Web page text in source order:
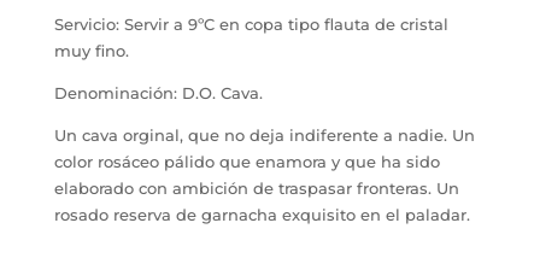
Servicio: Servir a 9ºC en copa tipo flauta de cristal
muy fino.
Denominación: D.O. Cava.
Un cava orginal, que no deja indiferente a nadie. Un
color rosáceo pálido que enamora y que ha sido
elaborado con ambición de traspasar fronteras. Un
rosado reserva de garnacha exquisito en el paladar.